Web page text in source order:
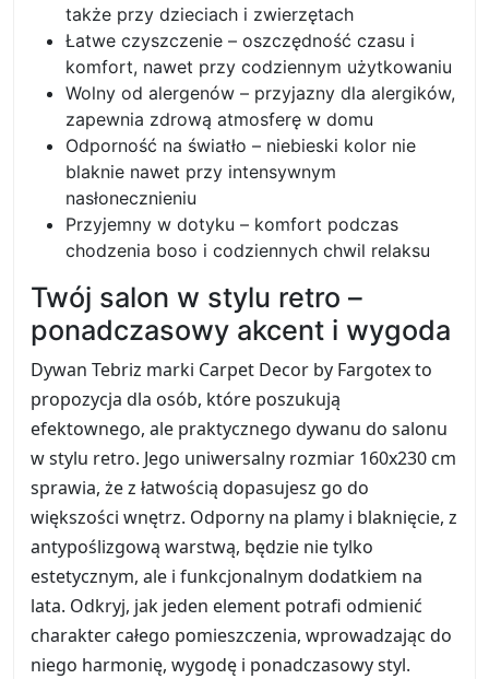
także przy dzieciach i zwierzętach
Łatwe czyszczenie – oszczędność czasu i
komfort, nawet przy codziennym użytkowaniu
Wolny od alergenów – przyjazny dla alergików,
zapewnia zdrową atmosferę w domu
Odporność na światło – niebieski kolor nie
blaknie nawet przy intensywnym
nasłonecznieniu
Przyjemny w dotyku – komfort podczas
chodzenia boso i codziennych chwil relaksu
Twój salon w stylu retro –
ponadczasowy akcent i wygoda
Dywan Tebriz marki Carpet Decor by Fargotex to
propozycja dla osób, które poszukują
efektownego, ale praktycznego dywanu do salonu
w stylu retro. Jego uniwersalny rozmiar 160x230 cm
sprawia, że z łatwością dopasujesz go do
większości wnętrz. Odporny na plamy i blaknięcie, z
antypoślizgową warstwą, będzie nie tylko
estetycznym, ale i funkcjonalnym dodatkiem na
lata. Odkryj, jak jeden element potrafi odmienić
charakter całego pomieszczenia, wprowadzając do
niego harmonię, wygodę i ponadczasowy styl.